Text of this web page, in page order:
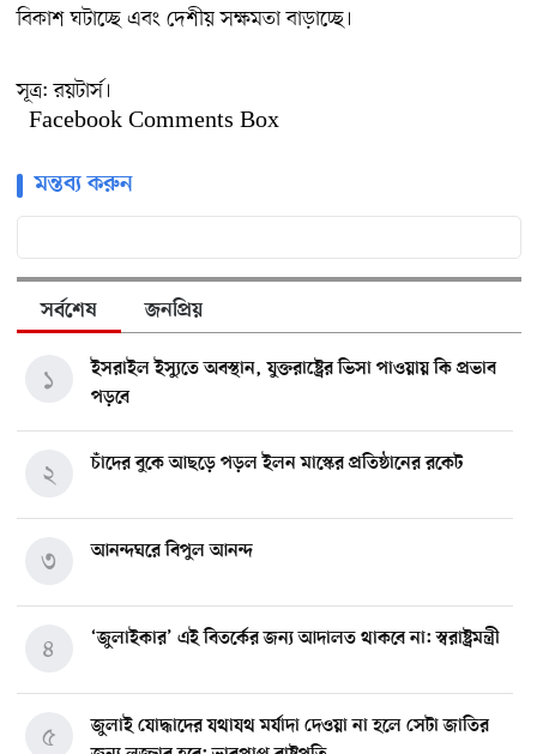
বিকাশ ঘটাচ্ছে এবং দেশীয় সক্ষমতা বাড়াচ্ছে।
সূত্র: রয়টার্স।
Facebook Comments Box
মন্তব্য করুন
সর্বশেষ জনপ্রিয়
ইসরাইল ইস্যুতে অবস্থান, যুক্তরাষ্ট্রের ভিসা পাওয়ায় কি প্রভাব
পড়বে
১
চাঁদের বুকে আছড়ে পড়ল ইলন মাস্কের প্রতিষ্ঠানের রকেট
২
আনন্দঘরে বিপুল আনন্দ
৩
‘জুলাইকার’ এই বিতর্কের জন্য আদালত থাকবে না: স্বরাষ্ট্রমন্ত্রী
৪
জুলাই যোদ্ধাদের যথাযথ মর্যাদা দেওয়া না হলে সেটা জাতির
৫